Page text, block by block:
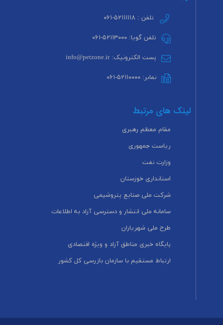
تلفن : ۵۲۱۱۱۱۱۸-۰۶۱
تلفن گویا: ۵۲۱۱۳۰۰۰-۰۶۱
پست الکترونیک: info@petzone.ir
نمابر: ۵۲۱۱۰۰۰۰-۰۶۱
لینک های مرتبط
مقام معظم رهبری
ریاست جمهوری
وزارت نفت
استانداری خوزستان
شرکت ملی صنایع پتروشیمی
سامانه ملی انتشار و دسترسی آزاد به اطلاعات
طرح ملی شهریاران
پایگاه خبری مناطق آزاد و ویژه اقتصادی
ارتباط مستقیم با سازمان بازرسی کل کشور